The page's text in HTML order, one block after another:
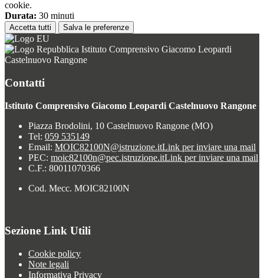
cookie.
Durata: 30 minuti
Accetta tutti Salva le preferenze
Istituto Comprensivo Giacomo Leopardi
Castelnuovo Rangone
Contatti
Istituto Comprensivo Giacomo Leopardi Castelnuovo Rangone
Piazza Brodolini, 10 Castelnuovo Rangone (MO)
Tel: 059 535149
Email: MOIC82100N@istruzione.itLink per inviare una mail
PEC: moic82100n@pec.istruzione.itLink per inviare una mail
C.F.: 80011070366
Cod. Mecc. MOIC82100N
Sezione Link Utili
Cookie policy
Note legali
Informativa Privacy